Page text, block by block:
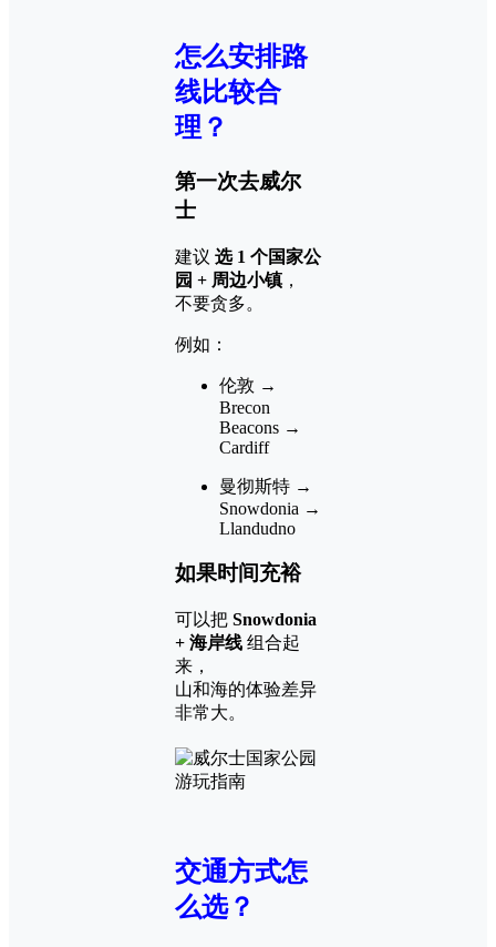
怎么安排路
线比较合
理？
第一次去威尔
士
建议 选 1 个国家公
园 + 周边小镇 ，
不要贪多。
例如：
伦敦 →
Brecon
Beacons →
Cardiff
曼彻斯特 →
Snowdonia →
Llandudno
如果时间充裕
可以把 Snowdonia
+ 海岸线 组合起
来，
山和海的体验差异
非常大。
交通方式怎
么选？